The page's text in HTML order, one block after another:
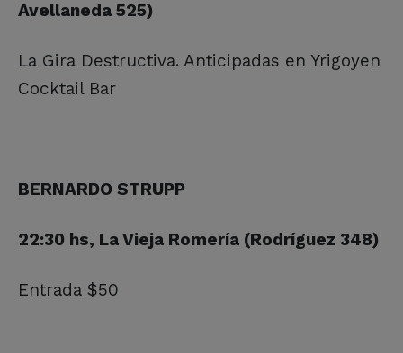
Avellaneda 525)
La Gira Destructiva. Anticipadas en Yrigoyen
Cocktail Bar
BERNARDO STRUPP
22:30 hs, La Vieja Romería (Rodríguez 348)
Entrada $50